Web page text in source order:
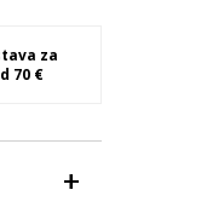
za
70 €